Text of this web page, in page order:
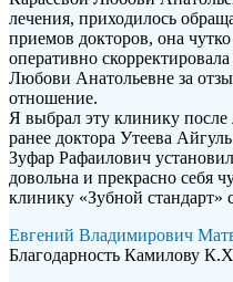
лечения, приходилось
приемов докторов, она
оперативно
Любови Анатольевне за
отношение.
Я выбрал эту клинику
ранее доктора Утеева
Зуфар Рафаилович
довольна и прекрасно себя
клинику «Зубной
Евгений Владимирович
Благодарность Камилову